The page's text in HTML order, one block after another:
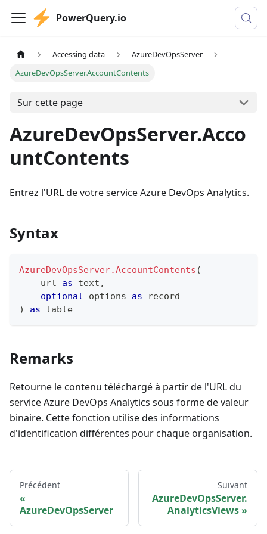
PowerQuery.io
Accessing data
AzureDevOpsServer
AzureDevOpsServer.AccountContents
Sur cette page
AzureDevOpsServer.Acco
untContents
Entrez l'URL de votre service Azure DevOps Analytics.
Syntax
AzureDevOpsServer.AccountContents (
    url
as text ,
optional options as
record
)
as table
Remarks
Retourne le contenu téléchargé à partir de l'URL du
service Azure DevOps Analytics sous forme de valeur
binaire. Cette fonction utilise des informations
d'identification différentes pour chaque organisation.
Précédent
AzureDevOpsServer
Suivant
AzureDevOpsServer.
AnalyticsViews